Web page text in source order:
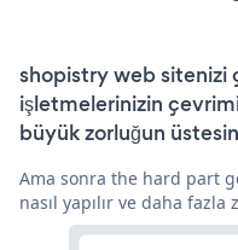
shopistry web sitenizi
işletmelerinizin
büyük zorluğun
Ama sonra the hard part
nasıl yapılır ve daha